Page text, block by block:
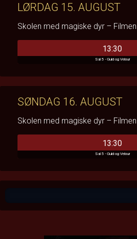
LØRDAG 15. AUGUST
Skolen med magiske dyr – Filmen
Sal 5 - Guld og Velour
13:30
SØNDAG 16. AUGUST
Skolen med magiske dyr – Filmen
Sal 5 - Guld og Velour
13:30